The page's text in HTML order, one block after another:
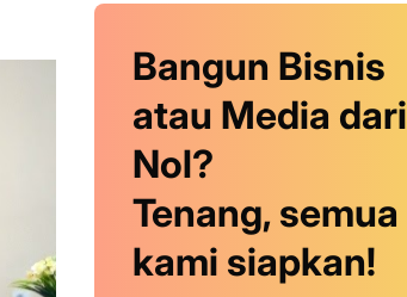
Bangun Bisnis
atau Media dari
Nol?
Tenang, semua
kami siapkan!